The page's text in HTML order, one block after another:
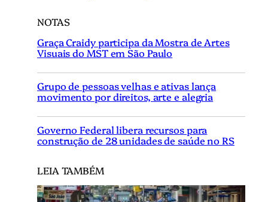
NOTAS
Graça Craidy participa da Mostra de Artes
Visuais do MST em São Paulo
Grupo de pessoas velhas e ativas lança
movimento por direitos, arte e alegria
Governo Federal libera recursos para
construção de 28 unidades de saúde no RS
LEIA TAMBÉM